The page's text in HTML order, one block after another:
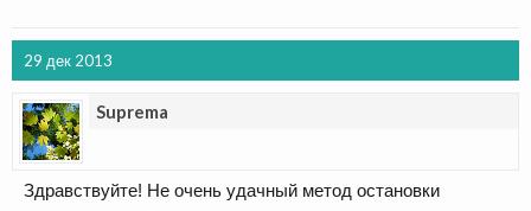
29 дек 2013
Suprema
Здравствуйте! Не очень удачный метод остановки